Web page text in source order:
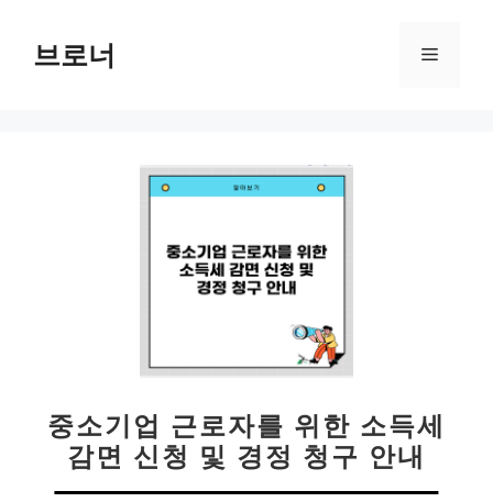
브로너 메
중소기업 근로자를 위한 소득세
감면 신청 및 경정 청구 안내